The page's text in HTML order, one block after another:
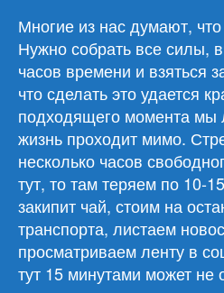
Многие из нас думают,
Нужно собрать все силы,
часов времени и взяться
что сделать это удается
подходящего момента мы
жизнь проходит мимо.
несколько часов
тут, то там теряем по 10-
закипит чай, стоим на
транспорта, листаем
просматриваем ленту в
тут 15 минутами может не